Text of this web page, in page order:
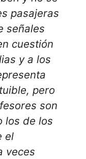
pasajeras
señales
cuestión
y a los
pero
son
los de los
el
veces